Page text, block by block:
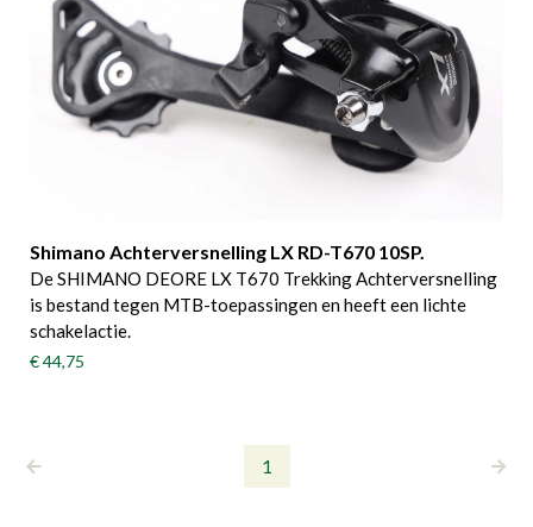
Shimano Achterversnelling LX RD-T670 10SP.
De SHIMANO DEORE LX T670 Trekking Achterversnelling
is bestand tegen MTB-toepassingen en heeft een lichte
schakelactie.
€ 44,75
1